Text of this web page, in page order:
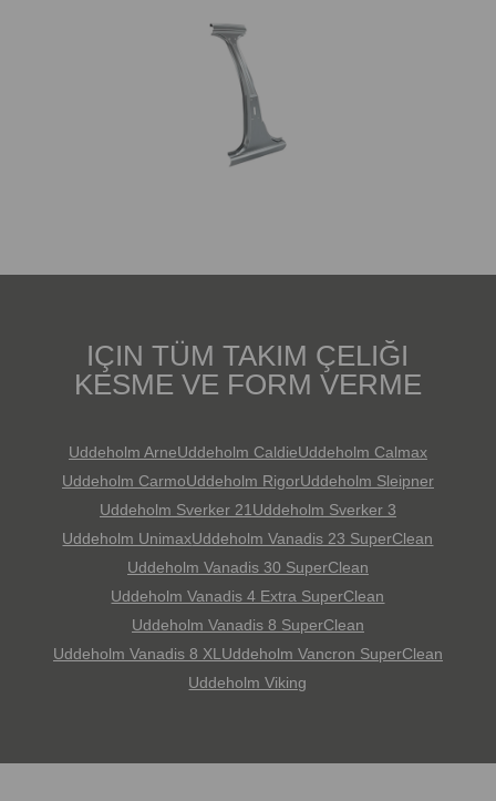
IÇIN TÜM TAKIM ÇELIĞI
KESME VE FORM VERME
Uddeholm ArneUddeholm CaldieUddeholm Calmax
Uddeholm CarmoUddeholm RigorUddeholm Sleipner
Uddeholm Sverker 21 Uddeholm Sverker 3
Uddeholm UnimaxUddeholm Vanadis 23 SuperClean
Uddeholm Vanadis 30 SuperClean
Uddeholm Vanadis 4 Extra SuperClean
Uddeholm Vanadis 8 SuperClean
Uddeholm Vanadis 8 XL Uddeholm Vancron SuperClean
Uddeholm Viking